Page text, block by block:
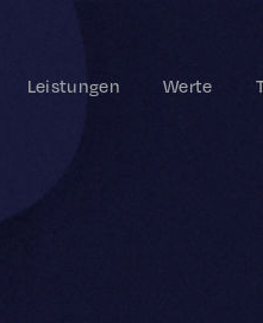
Leistungen Werte